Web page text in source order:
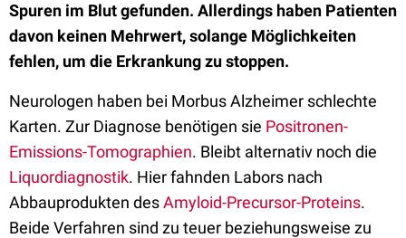
Spuren im Blut gefunden. Allerdings haben Patienten
davon keinen Mehrwert, solange Möglichkeiten
fehlen, um die Erkrankung zu stoppen.
Neurologen haben bei Morbus Alzheimer schlechte
Karten. Zur Diagnose benötigen sie Positronen-
Emissions-Tomographien. Bleibt alternativ noch die
Liquordiagnostik. Hier fahnden Labors nach
Abbauprodukten desAmyloid-Precursor-Proteins.
Beide Verfahren sind zu teuer beziehungsweise zu